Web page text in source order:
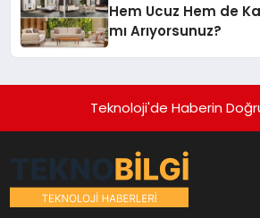
Hem Ucuz Hem de
mı Arıyorsunuz?
Teknoloji'de Haberin